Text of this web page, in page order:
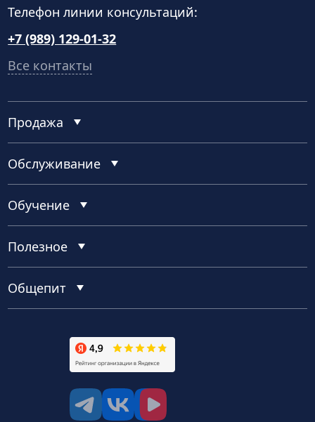
Телефон линии консультаций:
+7 (989) 129-01-32
Все контакты
Продажа
Обслуживание
Обучение
Полезное
Общепит